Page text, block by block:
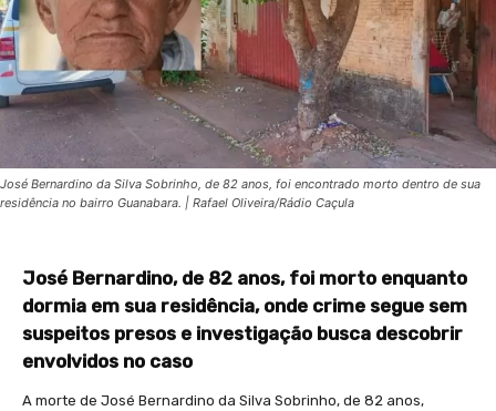
José Bernardino da Silva Sobrinho, de 82 anos, foi encontrado morto dentro de sua
residência no bairro Guanabara. | Rafael Oliveira/Rádio Caçula
José Bernardino, de 82 anos, foi morto enquanto
dormia em sua residência, onde crime segue sem
suspeitos presos e investigação busca descobrir
envolvidos no caso
A morte de José Bernardino da Silva Sobrinho, de 82 anos,